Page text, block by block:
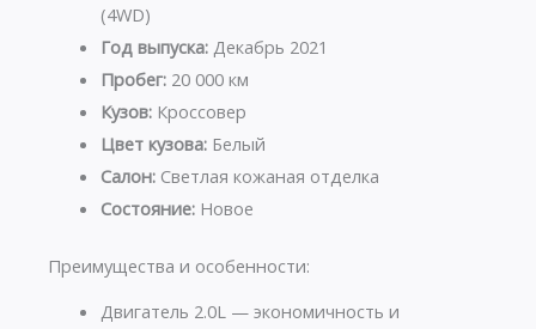
(4WD)
Год выпуска:Декабрь 2021
Пробег:20 000 км
Кузов:Кроссовер
Цвет кузова:Белый
Салон:Светлая кожаная отделка
Состояние:Новое
Преимущества и особенности:
Двигатель 2.0L — экономичность и